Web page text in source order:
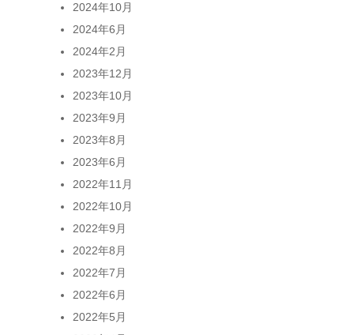
2024年10月
2024年6月
2024年2月
2023年12月
2023年10月
2023年9月
2023年8月
2023年6月
2022年11月
2022年10月
2022年9月
2022年8月
2022年7月
2022年6月
2022年5月